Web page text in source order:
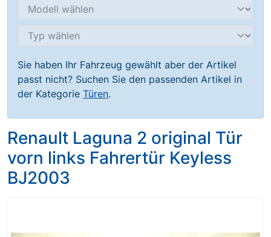
Sie haben Ihr Fahrzeug gewählt aber der Artikel
passt nicht? Suchen Sie den passenden Artikel in
der Kategorie Türen.
Renault Laguna 2 original Tür
vorn links Fahrertür Keyless
BJ2003